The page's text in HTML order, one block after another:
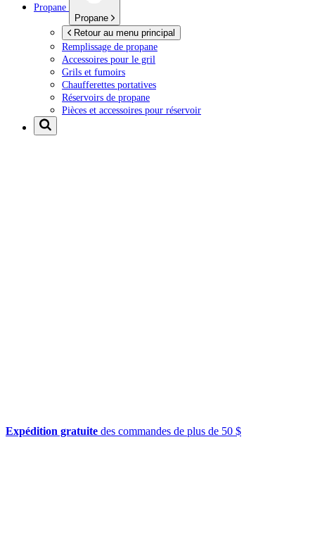
Propane
Propane
Retour au menu principal
Remplissage de propane
Accessoires pour le gril
Grils et fumoirs
Chaufferettes portatives
Réservoirs de propane
Pièces et accessoires pour réservoir
Expédition gratuite des commandes de plus de 50 $